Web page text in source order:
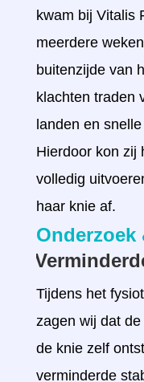
kwam bij Vitalis
meerdere
buitenzijde van
klachten traden
landen en
Hierdoor kon zij
volledig
haar knie af.
Onderzoek
Tijdens het
zagen wij dat
de knie zelf
verminderde